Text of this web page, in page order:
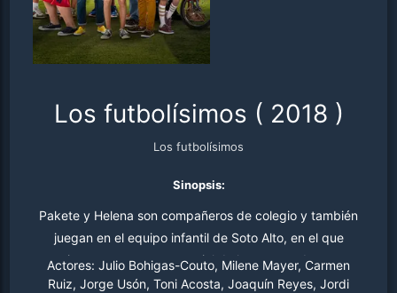
Los futbolísimos ( 2018 )
Los futbolísimos
Sinopsis:
Pakete y Helena son compañeros de colegio y también
juegan en el equipo infantil de Soto Alto, en el que
atraviesan un momento crucial de la temporada, ya que
ha de ganar uno de los tres últimos partidos para no
Actores: Julio Bohigas-Couto, Milene Mayer, Carmen
Ruiz, Jorge Usón, Toni Acosta, Joaquín Reyes, Jordi